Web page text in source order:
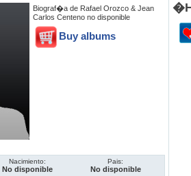
Biograf�a de Rafael Orozco & Jean
Carlos Centeno no disponible
Buy albums
Nacimiento:
No disponible
Pais:
No disponible